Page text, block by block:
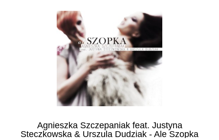
Agnieszka Szczepaniak feat. Justyna
Steczkowska & Urszula Dudziak - Ale Szopka